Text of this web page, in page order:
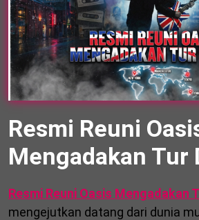
Resmi Reuni
Mengadakan Tur
Resmi Reuni Oasis Mengadakan
mengejutkan datang dari dunia